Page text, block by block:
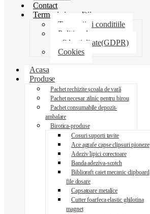
Contact
Termeni si conditii
Termenii si conditiile
Politica de
confidentialitate(GDPR)
Cookies
Acasa
Produse
Pachet rechizite școala de vară
Pachet necesar zilnic pentru birou
Pachet consumabile depozit-
ambalare
Birotica-produse
Cosuri suporti tavite
Ace agrafe capse clipsuri pioneze
Adeziv lipici corectoare
Banda adeziva-scotch
Biblioraft caiet mecanic clipboard
file dosare
Capsatoare metalice
Cutter foarfeca elastic ghilotina
magnet